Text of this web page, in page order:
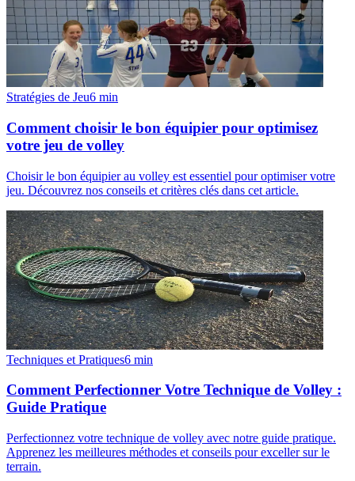
Stratégies de Jeu6 min
Comment choisir le bon équipier pour optimisez
votre jeu de volley
Choisir le bon équipier au volley est essentiel pour optimiser votre
jeu. Découvrez nos conseils et critères clés dans cet article.
Techniques et Pratiques6 min
Comment Perfectionner Votre Technique de Volley :
Guide Pratique
Perfectionnez votre technique de volley avec notre guide pratique.
Apprenez les meilleures méthodes et conseils pour exceller sur le
terrain.